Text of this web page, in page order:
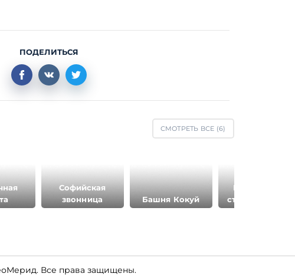
ПОДЕЛИТЬСЯ
СМОТРЕТЬ ВСЕ (6)
Софийская
звонница
Башня Кокуй
Крепостные
стены и башни
Все права защищены.